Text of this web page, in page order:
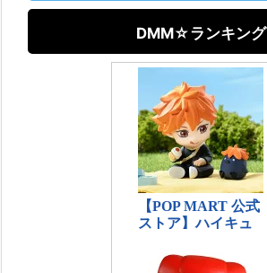
DMM☆ランキング